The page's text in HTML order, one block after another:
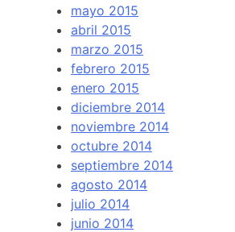
mayo 2015
abril 2015
marzo 2015
febrero 2015
enero 2015
diciembre 2014
noviembre 2014
octubre 2014
septiembre 2014
agosto 2014
julio 2014
junio 2014